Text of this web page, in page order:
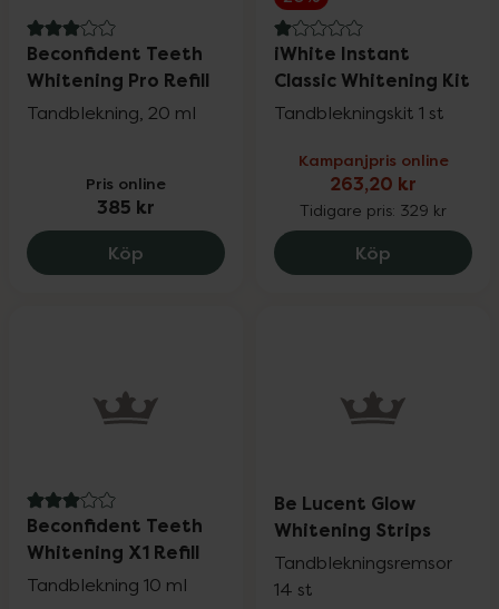
3 av 5 i omdöme
Beconfident Teeth
Whitening Pro Refill
Tandblekning, 20 ml
Pris online
385 kr
Köp Beconfident Teeth Whitening Pro
1 av 5 i omdöme
iWhite Instant
Classic Whitening Kit
Tandblekningskit 1 st
Kampanjpris online
263,20 kr
Tidigare pris: 329 kr
Köp iWhite
3 av 5 i omdöme
Beconfident Teeth
Whitening X1 Refill
Tandblekning 10 ml
Be Lucent Glow
Whitening Strips
Tandblekningsremsor
14 st